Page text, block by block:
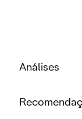
Análises